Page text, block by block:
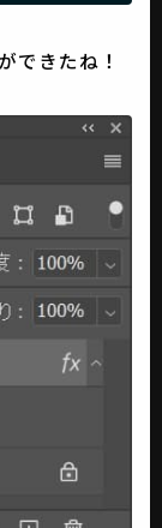
できたね！